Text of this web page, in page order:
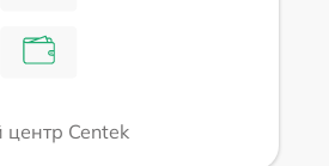
Centek